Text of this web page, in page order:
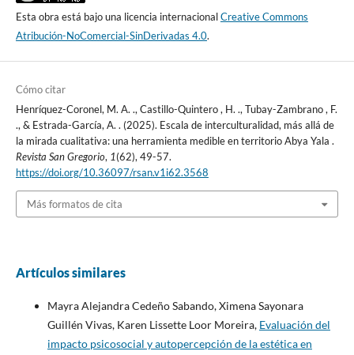
Esta obra está bajo una licencia internacionalCreative Commons
Atribución-NoComercial-SinDerivadas 4.0.
Cómo citar
Henríquez-Coronel, M. A. ., Castillo-Quintero , H. ., Tubay-Zambrano , F.
., & Estrada-García, A. . (2025). Escala de interculturalidad, más allá de
la mirada cualitativa: una herramienta medible en territorio Abya Yala .
Revista San Gregorio, 1(62), 49-57.
https://doi.org/10.36097/rsan.v1i62.3568
Más formatos de cita
Artículos similares
Mayra Alejandra Cedeño Sabando, Ximena Sayonara
Guillén Vivas, Karen Lissette Loor Moreira, Evaluación del
impacto psicosocial y autopercepción de la estética en